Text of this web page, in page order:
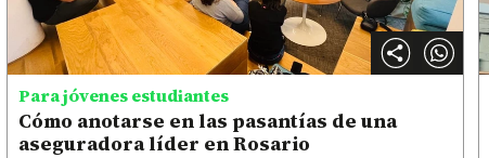
Para jóvenes estudiantes
Cómo anotarse en las pasantías de una
aseguradora líder en Rosario